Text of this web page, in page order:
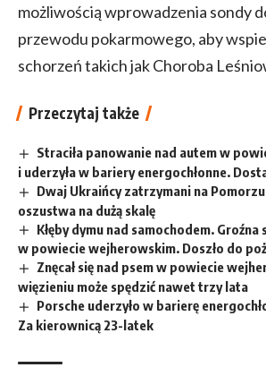
możliwością wprowadzenia sondy
przewodu pokarmowego, aby
schorzeń takich jak Choroba
Przeczytaj także
Straciła panowanie nad autem w
i uderzyła w bariery energochłonne.
Dwaj Ukraińcy zatrzymani na
oszustwa na dużą skalę
Kłęby dymu nad samochodem.
w powiecie wejherowskim. Doszło do
Znęcał się nad psem w powiecie
więzieniu może spędzić nawet trzy lata
Porsche uderzyło w barierę
Za kierownicą 23-latek